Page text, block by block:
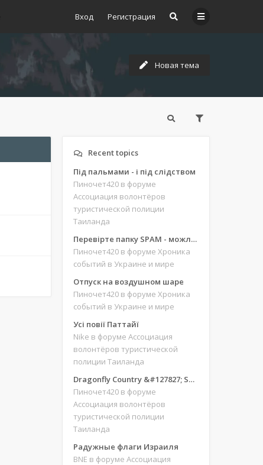
Вход Регистрация
Новая тема
Recent topics
Під пальмами - і під слідством
Пиночет420 в форуме
Ассоциация волонтёров
туристической полиции
Таиланда
Перевірте папку SPAM - можливо, ви щось пропустили
Пиночет420 в форуме Хроника
событий в Украине и мире
Отпуск на воздушном шаре
Пиночет420 в форуме Хроника
событий в Украине и мире
Усі повії Паттайї
Nike в форуме Ассоциация
волонтёров туристической
полиции Таиланда
Dragonfly Country &#127827; Save our site &#127775;&#127769;
Пиночет420 в форуме
Ассоциация волонтёров
туристической полиции
Таиланда
Радужные флаги Израиля
BNE в форуме Ассоциация